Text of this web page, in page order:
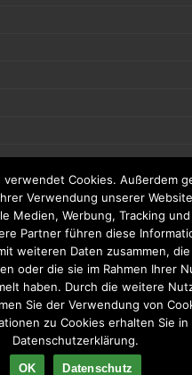
verwendet Cookies. Außerdem
Verwendung unserer
Medien, Werbung, Tracking
Partner führen diese
weiteren Daten zusammen,
oder die sie im Rahmen Ihrer
haben. Durch die weitere
Sie der Verwendung von
zu Cookies erhalten Sie
Datenschutzerklärung.
OK Datenschutz